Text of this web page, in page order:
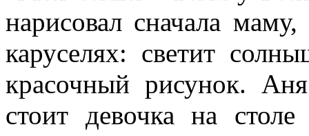
нарисовал сначала
каруселях: светит
красочный рисунок.
стоит девочка на